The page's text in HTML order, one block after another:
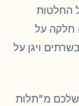
החלטות
חלקה על
ויגן על
שלכם מ"תלות